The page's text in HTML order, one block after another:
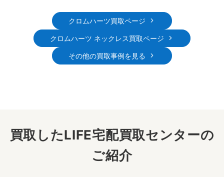
クロムハーツ買取ページ
クロムハーツ ネックレス買取ページ
その他の買取事例を見る
買取したLIFE宅配買取センターの
ご紹介